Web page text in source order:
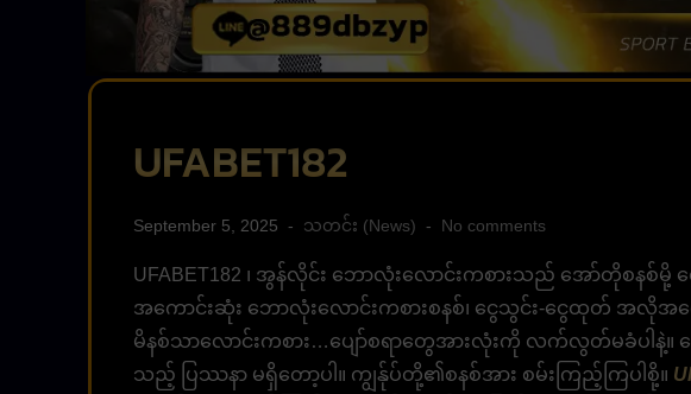
UFABET182
September 5, 2025 သတင်း (News) No comments
UFABET182 ၊ အွန်လိုင်း ဘောလုံးလောင်းကစားသည် အော်တိုစနစ်မို့ ငွ
အကောင်းဆုံး ဘောလုံးလောင်းကစားစနစ်၊ ငွေသွင်း-ငွေထုတ် အလို
မိနစ်သာလောင်းကစား…ပျော်စရာတွေအားလုံးကို လက်လွတ်မခံပါနဲ့။ နှ
သည့် ပြဿနာ မရှိတော့ပါ။ ကျွန်ုပ်တို့၏စနစ်အား စမ်းကြည့်ကြပါစို့။